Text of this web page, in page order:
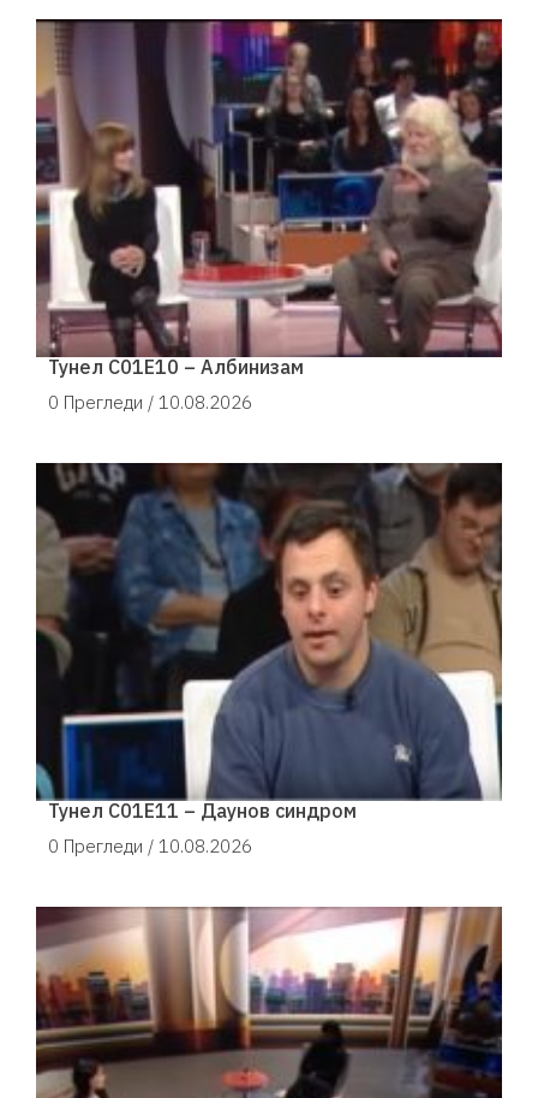
Тунел С01Е10 – Албинизам
0 Прегледи / 10.08.2026
Тунел С01Е11 – Даунов синдром
0 Прегледи / 10.08.2026